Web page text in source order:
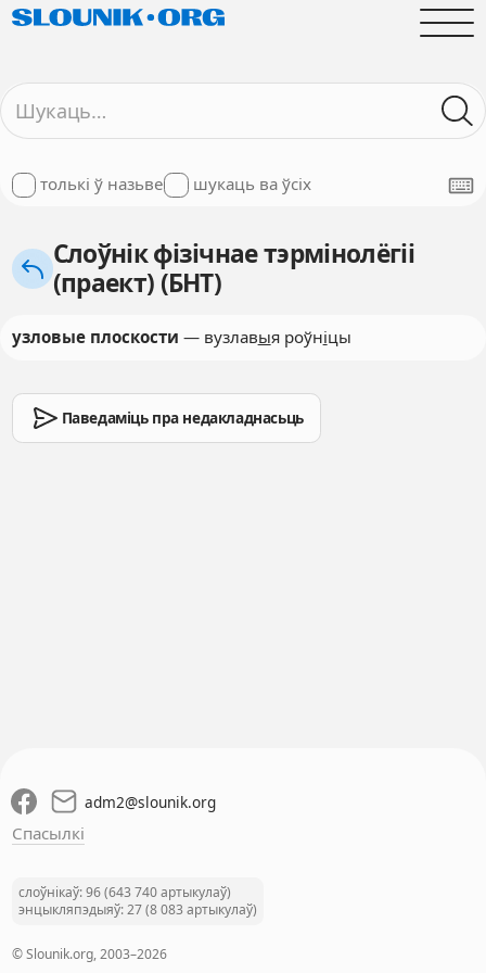
толькі ў назьве шукаць ва ўсіх
Слоўнік фізічнае тэрмінолёгіі
(праект) (БНТ)
узловые плоскости — вузлавыя роўніцы
Паведаміць пра недакладнасьць
adm2@slounik.org
Спасылкі
слоўнікаў: 96 (643 740 артыкулаў)
энцыкляпэдыяў: 27 (8 083 артыкулаў)
© Slounik.org, 2003–2026